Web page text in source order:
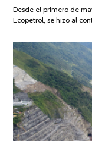
Desde el primero de
Ecopetrol, se hizo al